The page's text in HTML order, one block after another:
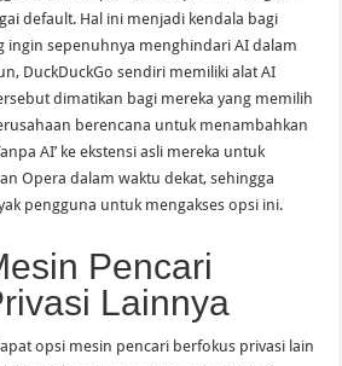
default. Hal ini menjadi kendala bagi
ingin sepenuhnya menghindari AI dalam
DuckDuckGo sendiri memiliki alat AI
dimatikan bagi mereka yang memilih
berencana untuk menambahkan
AI’ ke ekstensi asli mereka untuk
Opera dalam waktu dekat, sehingga
pengguna untuk mengakses opsi ini.
Pencari
Lainnya
opsi mesin pencari berfokus privasi lain